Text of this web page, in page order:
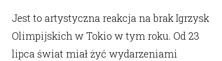
Jest to artystyczna reakcja na brak Igrzysk
Olimpijskich w Tokio w tym roku. Od 23
lipca świat miał żyć wydarzeniami